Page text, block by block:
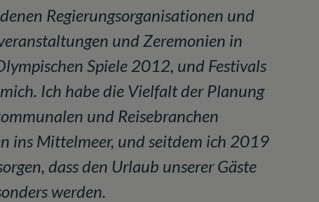
Regierungsorganisationen und
und Zeremonien in
Spiele 2012, und Festivals
Ich habe die Vielfalt der Planung
und Reisebranchen
ins Mittelmeer, und seitdem ich 2019
dass den Urlaub unserer Gäste
werden.